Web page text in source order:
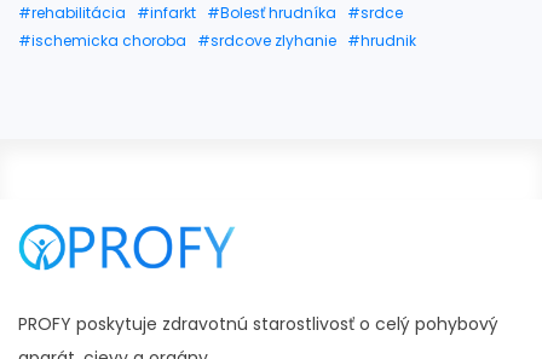
#rehabilitácia #infarkt #Bolesť hrudníka
#srdce
#ischemicka choroba
#srdcove zlyhanie #hrudnik
PROFY poskytuje zdravotnú starostlivosť o celý pohybový